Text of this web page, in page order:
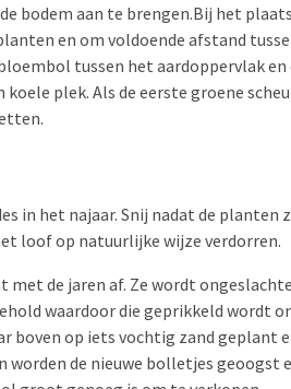
bodem aan te brengen.Bij het
en om voldoende afstand
tussen het aardoppervlak
koele plek. Als de eerste groene
in het najaar. Snij nadat de planten
loof op natuurlijke wijze verdorren.
de jaren af. Ze wordt
waardoor die geprikkeld wordt
boven op iets vochtig zand geplant
worden de nieuwe bolletjes